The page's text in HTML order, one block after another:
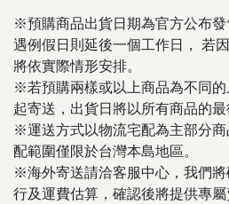
※預購商品出貨日期為官方公布
遇例假日則延後一個工作日， 若
將依實際情形安排。
※若預購兩樣或以上商品為不同
起寄送，出貨日將以所有商品的最
※運送方式以物流宅配為主部分
配範圍僅限於台灣本島地區。
※海外寄送請洽客服中心，我們
行及運費估算，確認後將提供專屬